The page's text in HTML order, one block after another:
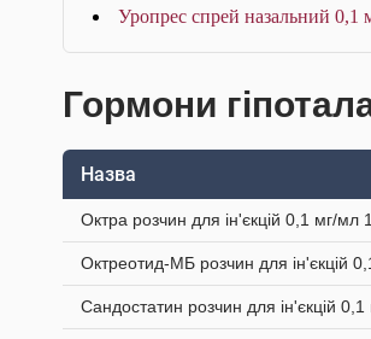
Уропрес спрей назальний 0,1
Гормони
Назва
Октра розчин для ін'єкцій 0,1 мг/
Октреотид-МБ розчин для ін'єкцій
Сандостатин розчин для ін'єкцій